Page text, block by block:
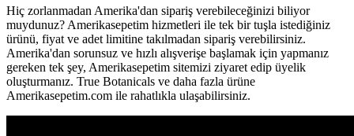
Hiç zorlanmadan Amerika'dan sipariş verebileceğinizi biliyor
muydunuz? Amerikasepetim hizmetleri ile tek bir tuşla istediğiniz
ürünü, fiyat ve adet limitine takılmadan sipariş verebilirsiniz.
Amerika'dan sorunsuz ve hızlı alışverişe başlamak için yapmanız
gereken tek şey, Amerikasepetim sitemizi ziyaret edip üyelik
oluşturmanız. True Botanicals ve daha fazla ürüne
Amerikasepetim.com ile rahatlıkla ulaşabilirsiniz.